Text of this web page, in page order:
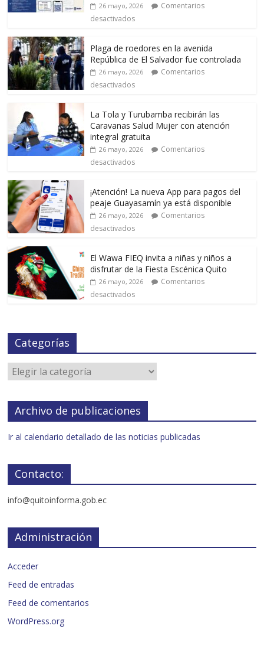
26 mayo, 2026
Comentarios
desactivados
Plaga de roedores en la avenida
República de El Salvador fue controlada
26 mayo, 2026
Comentarios
desactivados
La Tola y Turubamba recibirán las
Caravanas Salud Mujer con atención
integral gratuita
26 mayo, 2026
Comentarios
desactivados
¡Atención! La nueva App para pagos del
peaje Guayasamín ya está disponible
26 mayo, 2026
Comentarios
desactivados
El Wawa FIEQ invita a niñas y niños a
disfrutar de la Fiesta Escénica Quito
26 mayo, 2026
Comentarios
desactivados
Categorías
Archivo de publicaciones
Ir al calendario detallado de las noticias publicadas
Contacto:
info@quitoinforma.gob.ec
Administración
Acceder
Feed de entradas
Feed de comentarios
WordPress.org